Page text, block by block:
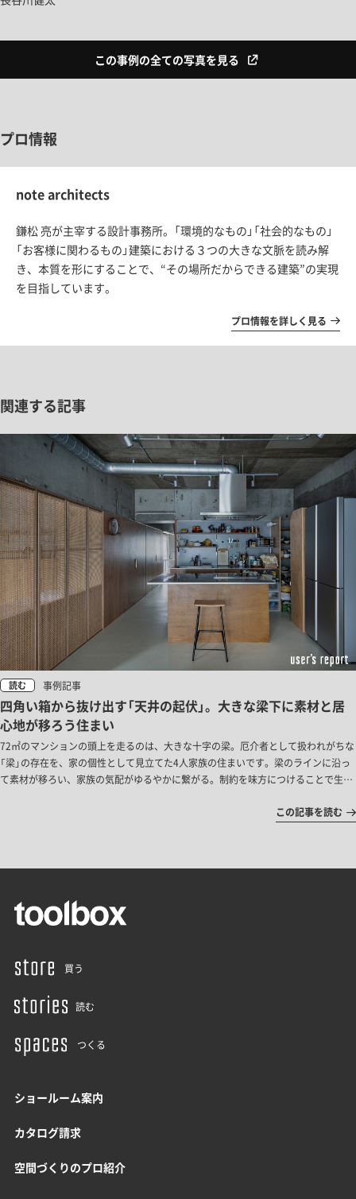
この事例の全ての写真を見る
プロ情報
note architects
鎌松 亮が主宰する設計事務所。「環境的なもの」「社会的なもの」
「お客様に関わるもの」建築における３つの大きな文脈を読み解
き、本質を形にすることで、“その場所だからできる建築”の実現
を目指しています。
プロ情報を詳しく見る
関連する記事
読む 事例記事
四角い箱から抜け出す「天井の起伏」。大きな梁下に素材と居
心地が移ろう住まい
72㎡のマンションの頭上を走るのは、大きな十字の梁。厄介者として扱われがちな
「梁」の存在を、家の個性として見立てた4人家族の住まいです。梁のラインに沿っ
て素材が移ろい、家族の気配がゆるやかに繋がる。制約を味方につけることで生ま
この記事を読む
買う
読む
つくる
ショールーム案内
カタログ請求
空間づくりのプロ紹介